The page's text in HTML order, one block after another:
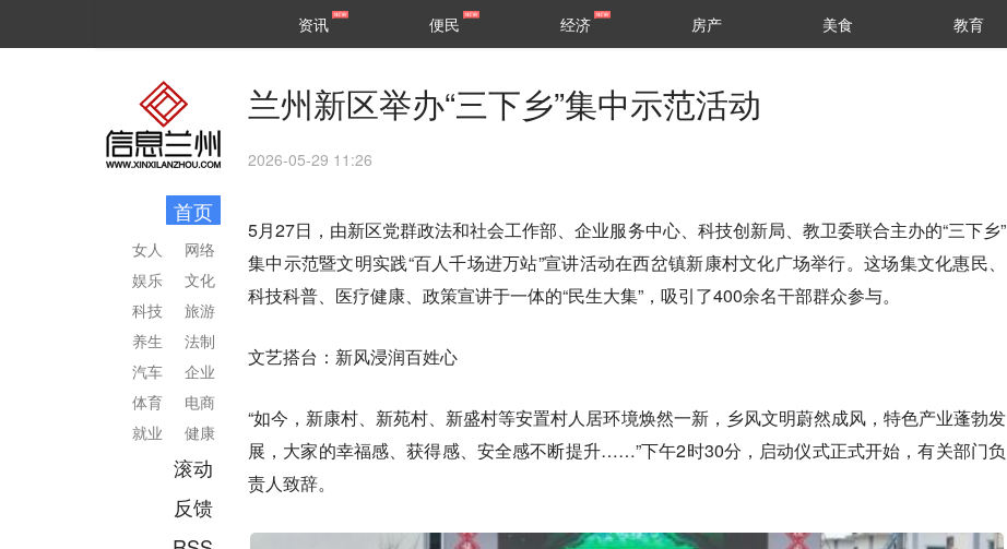
区县
资讯 便民 经济 房产 美食 教育
首页
网络
文化
旅游
法制
企业
电商
健康
女人
娱乐
科技
养生
汽车
体育
就业
滚动
反馈
兰州新区举办“三下乡”集中示范活动
2026-05-29 11:26
5月27日，由新区党群政法和社会工作部、企业服务中心、科技创新局、教卫委联合主办的“三下乡”
集中示范暨文明实践“百人千场进万站”宣讲活动在西岔镇新康村文化广场举行。这场集文化惠民、
科技科普、医疗健康、政策宣讲于一体的“民生大集”，吸引了400余名干部群众参与。
文艺搭台：新风浸润百姓心
“如今，新康村、新苑村、新盛村等安置村人居环境焕然一新，乡风文明蔚然成风，特色产业蓬勃发
展，大家的幸福感、获得感、安全感不断提升……”下午2时30分，启动仪式正式开始，有关部门负
责人致辞。